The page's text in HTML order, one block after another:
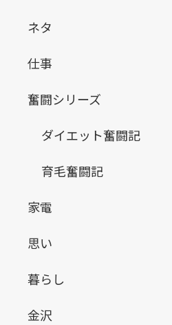
ネタ
仕事
奮闘シリーズ
ダイエット奮闘記
育毛奮闘記
家電
思い
暮らし
金沢